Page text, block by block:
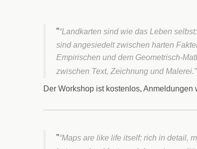
“Landkarten sind wie das Leben
sind angesiedelt zwischen harten
Empirischen und dem Geometrisch-
zwischen Text, Zeichnung und Malerei.”
Der Workshop ist kostenlos,
“Maps are like life itself: rich in detail,